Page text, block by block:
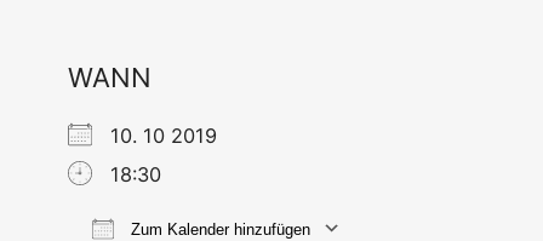
WANN
10. 10 2019
18:30
Zum Kalender hinzufügen